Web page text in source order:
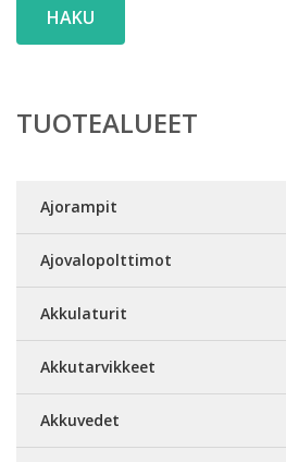
HAKU
TUOTEALUEET
Ajorampit
Ajovalopolttimot
Akkulaturit
Akkutarvikkeet
Akkuvedet